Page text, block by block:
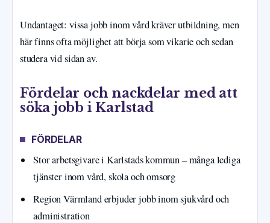
Undantaget: vissa jobb inom vård kräver utbildning, men
här finns ofta möjlighet att börja som vikarie och sedan
studera vid sidan av.
Fördelar och nackdelar med att
söka jobb i Karlstad
FÖRDELAR
Stor arbetsgivare i Karlstads kommun – många lediga
tjänster inom vård, skola och omsorg
Region Värmland erbjuder jobb inom sjukvård och
administration